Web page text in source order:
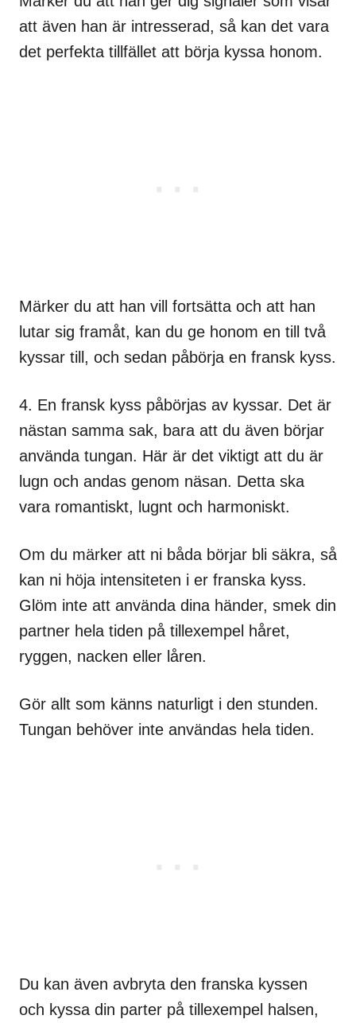
att även han är intresserad, så kan det vara
det perfekta tillfället att börja kyssa honom.
Märker du att han vill fortsätta och att han
lutar sig framåt, kan du ge honom en till två
kyssar till, och sedan påbörja en fransk kyss.
4. En fransk kyss påbörjas av kyssar. Det är
nästan samma sak, bara att du även börjar
använda tungan. Här är det viktigt att du är
lugn och andas genom näsan. Detta ska
vara romantiskt, lugnt och harmoniskt.
Om du märker att ni båda börjar bli säkra, så
kan ni höja intensiteten i er franska kyss.
Glöm inte att använda dina händer, smek din
partner hela tiden på tillexempel håret,
ryggen, nacken eller låren.
Gör allt som känns naturligt i den stunden.
Tungan behöver inte användas hela tiden.
Du kan även avbryta den franska kyssen
och kyssa din parter på tillexempel halsen,